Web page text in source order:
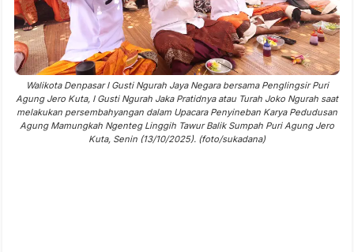
Walikota Denpasar I Gusti Ngurah Jaya Negara bersama Penglingsir Puri
Agung Jero Kuta, I Gusti Ngurah Jaka Pratidnya atau Turah Joko Ngurah saat
melakukan persembahyangan dalam Upacara Penyineban Karya Pedudusan
Agung Mamungkah Ngenteg Linggih Tawur Balik Sumpah Puri Agung Jero
Kuta, Senin (13/10/2025). (foto/sukadana)